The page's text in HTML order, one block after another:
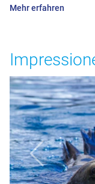
Mehr erfahren